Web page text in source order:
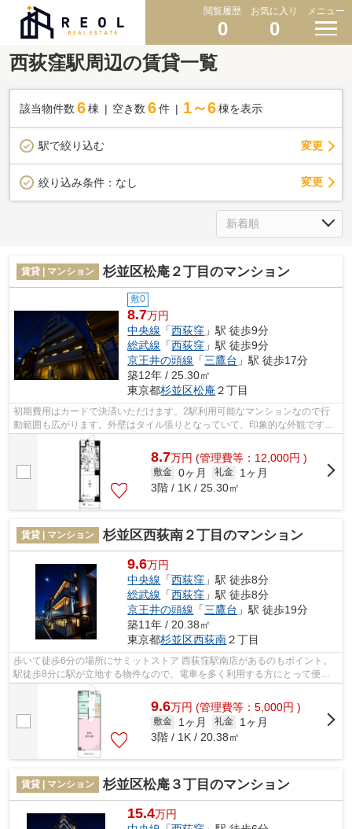
閲覧履歴
0
お気に入り
0
メニュー
西荻窪駅周辺の賃貸一覧
該当物件数 6棟 空き数 6 件 1～6 棟を表示
駅で絞り込む 変更
絞り込み条件： なし 変更
賃貸 | マンション 杉並区松庵２丁目のマンション
敷0
8.7万円
中央線 「西荻窪 」駅 徒歩9分
総武線 「西荻窪 」駅 徒歩9分
京王井の頭線 「三鷹台 」駅 徒歩17分
築12年 / 25.30㎡
東京都杉並区松庵 ２丁目
初期費用はカードで決済いただけます。2駅利用可能なマンションなので行
動範囲も広がります。外壁はタイル張りとなっていて、印象的な外観です。
防犯強化地域となっておりますので、夜...
8.7万円 (管理費等：12,000円 )
敷金 0ヶ月 礼金
1ヶ月
3階 / 1K / 25.30㎡
賃貸 | マンション 杉並区西荻南２丁目のマンション
9.6万円
中央線 「西荻窪 」駅 徒歩8分
総武線 「西荻窪 」駅 徒歩8分
京王井の頭線 「三鷹台 」駅 徒歩19分
築11年 / 20.38㎡
東京都杉並区西荻南２丁目
歩いて徒歩6分の場所にサミットストア 西荻窪駅南店があるのもポイント。
駅徒歩8分に駅が立地する物件なので、電車を多く利用する方にとって便利
9.6万円 (管理費等：5,000円 )
敷金 1ヶ月 礼金
1ヶ月
3階 / 1K / 20.38㎡
賃貸 | マンション 杉並区松庵３丁目のマンション
15.4万円